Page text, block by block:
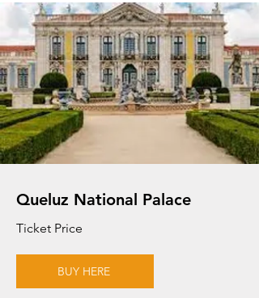
Queluz National Palace
Ticket Price
BUY HERE